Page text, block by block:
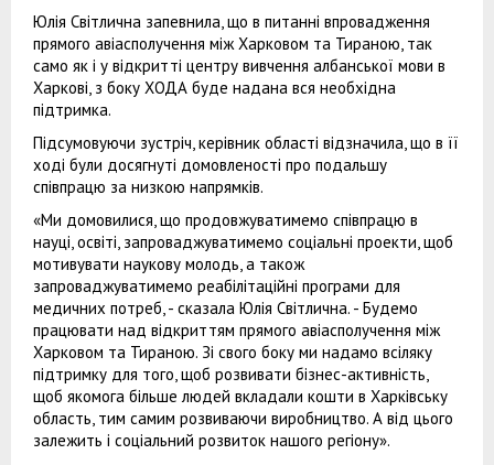
Юлія Світлична запевнила, що в питанні впровадження
прямого авіасполучення між Харковом та Тираною, так
само як і у відкритті центру вивчення албанської мови в
Харкові, з боку ХОДА буде надана вся необхідна
підтримка.
Підсумовуючи зустріч, керівник області відзначила, що в її
ході були досягнуті домовленості про подальшу
співпрацю за низкою напрямків.
«Ми домовилися, що продовжуватимемо співпрацю в
науці, освіті, запроваджуватимемо соціальні проекти, щоб
мотивувати наукову молодь, а також
запроваджуватимемо реабілітаційні програми для
медичних потреб, - сказала Юлія Світлична. - Будемо
працювати над відкриттям прямого авіасполучення між
Харковом та Тираною. Зі свого боку ми надамо всіляку
підтримку для того, щоб розвивати бізнес-активність,
щоб якомога більше людей вкладали кошти в Харківську
область, тим самим розвиваючи виробництво. А від цього
залежить і соціальний розвиток нашого регіону».